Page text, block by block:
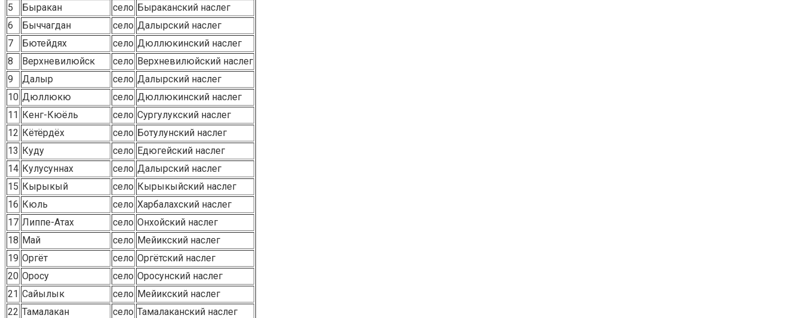
5
Быракан село Быраканский наслег
6
Быччагдан село Далырский наслег
7
Бютейдях село Дюллюкинский наслег
8
Верхневилюйск село Верхневилюйский наслег
9
Далыр село Далырский наслег
10 Дюллюкю село Дюллюкинский наслег
11 Кенг-Кюёль село Сургулукский наслег
12 Кётёрдёх село Ботулунский наслег
13 Куду село Едюгейский наслег
14 Кулусуннах село Далырский наслег
15 Кырыкый село Кырыкыйский наслег
16 Кюль село Харбалахский наслег
17 Липпе-Атах село Онхойский наслег
18 Май село Мейикский наслег
19 Оргёт село Оргётский наслег
20 Оросу село Оросунский наслег
21 Сайылык село Мейикский наслег
22 Тамалакан село Тамалаканский наслег